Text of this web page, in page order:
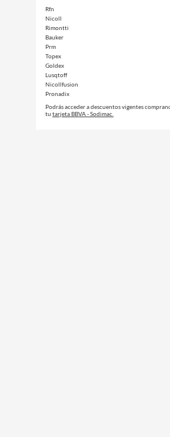
Rfn
Nicoll
Rimontti
Bauker
Prm
Topex
Goldex
Lusqtoff
Nicollfusion
Pronadix
Podrás acceder a descuentos vigentes
tu tarjeta BBVA - Sodimac.